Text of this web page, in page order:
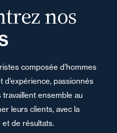
nos
composée d’hommes
passionnés
ensemble au
leurs clients, avec la
et de résultats.